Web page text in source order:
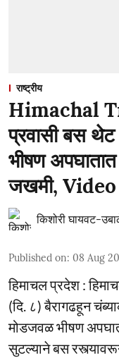
राष्ट्रीय
Himachal
प्रवासी बस
भीषण
जखमी, Video
किशोरी घायवट-
Published on: 08 Aug
हिमाचल प्रदेश :
(दि. ८) बैरागढहून
मोडजवळ भीषण
सुटल्याने बस